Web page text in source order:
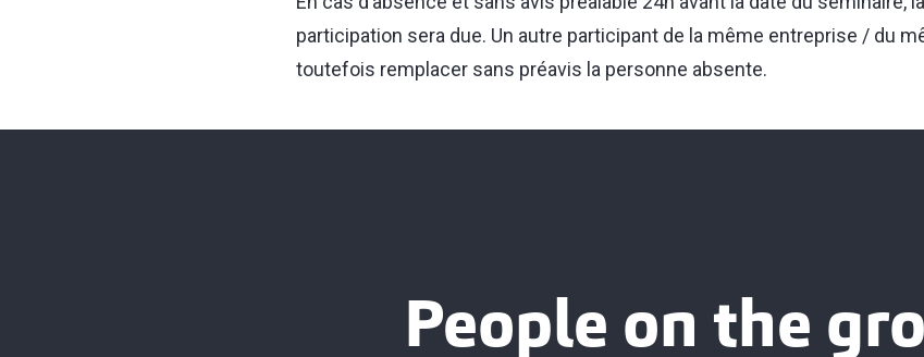
participation sera due. Un autre participant de la même entreprise / du
toutefois remplacer sans préavis la personne absente.
People on the